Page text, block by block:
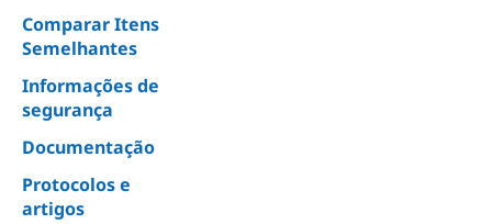
Comparar Itens
Semelhantes
Informações de
segurança
Documentação
Protocolos e
artigos